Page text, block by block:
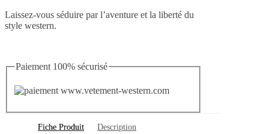
Laissez-vous séduire par l’aventure et la liberté du
style western.
Paiement 100% sécurisé
Fiche Produit Description